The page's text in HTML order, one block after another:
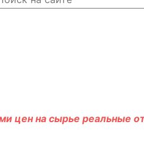
цен на сырье реальные